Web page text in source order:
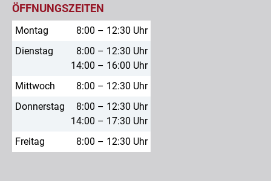
ÖFFNUNGSZEITEN
Montag
8:00 – 12:30 Uhr
Dienstag
8:00 – 12:30 Uhr
14:00 – 16:00 Uhr
Mittwoch
8:00 – 12:30 Uhr
Donnerstag
8:00 – 12:30 Uhr
14:00 – 17:30 Uhr
Freitag
8:00 – 12:30 Uhr